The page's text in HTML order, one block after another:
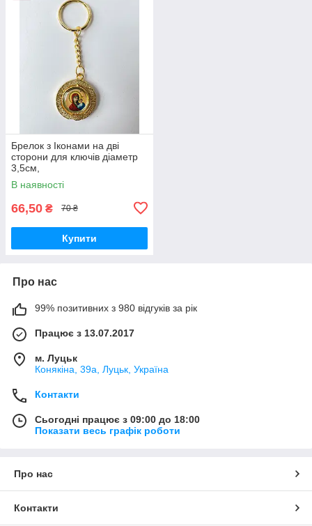
Брелок з Іконами на дві
сторони для ключів діаметр
3,5см,
В наявності
66,50 ₴ 70 ₴
Купити
Про нас
99% позитивних з 980 відгуків за рік
Працює з 13.07.2017
м. Луцьк
Конякіна, 39а, Луцьк, Україна
Контакти
Сьогодні працює з 09:00 до 18:00
Показати весь графік роботи
Про нас
Контакти